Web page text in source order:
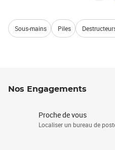
Sous-mains Piles
Nos Engagements
Proche de vous
Localiser un bureau de